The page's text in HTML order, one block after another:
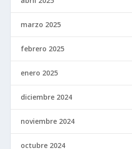
marzo 2025
febrero 2025
enero 2025
diciembre 2024
noviembre 2024
octubre 2024